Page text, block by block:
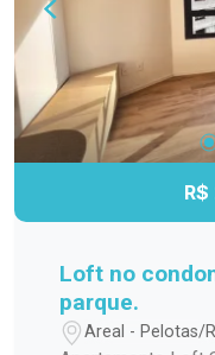
lazer. Agende
incrível
Loft no
parque.
Areal - Pelotas/